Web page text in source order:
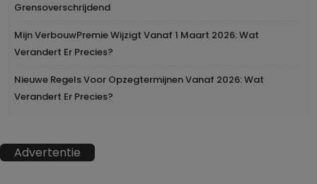
Grensoverschrijdend
Mijn VerbouwPremie Wijzigt Vanaf 1 Maart 2026: Wat
Verandert Er Precies?
Nieuwe Regels Voor Opzegtermijnen Vanaf 2026: Wat
Verandert Er Precies?
Advertentie